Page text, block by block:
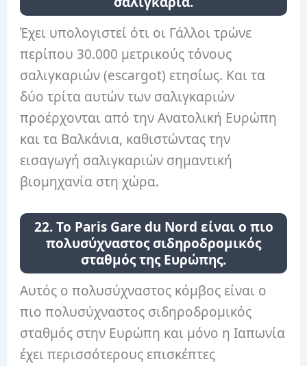
Έχει υπολογιστεί ότι οι Γάλλοι τρώνε
περίπου 30.000 μετρικούς τόνους
σαλιγκαριών (escargot) ετησίως. Και τα
δύο τρίτα αυτών των σαλιγκαριών
προέρχονται από την Ανατολική Ευρώπη
και τα Βαλκάνια, καθιστώντας την
εισαγωγή σαλιγκαριών σημαντική
βιομηχανία στη χώρα.
22. Το Paris Gare du Nord είναι ο πιο
πολυσύχναστος σιδηροδρομικός
σταθμός της Ευρώπης.
Αυτός ο πολυσύχναστος κόμβος είναι ο
πιο πολυσύχναστος σιδηροδρομικός
σταθμός στην Ευρώπη και μόνο η Ιαπωνία
έχει περισσότερους επισκέπτες